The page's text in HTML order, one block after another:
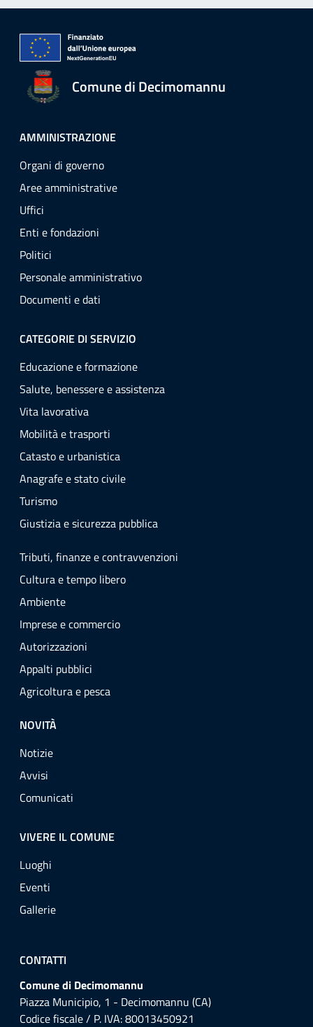
Comune di Decimomannu
AMMINISTRAZIONE
Organi di governo
Aree amministrative
Uffici
Enti e fondazioni
Politici
Personale amministrativo
Documenti e dati
CATEGORIE DI SERVIZIO
Educazione e formazione
Salute, benessere e assistenza
Vita lavorativa
Mobilità e trasporti
Catasto e urbanistica
Anagrafe e stato civile
Turismo
Giustizia e sicurezza pubblica
Tributi, finanze e contravvenzioni
Cultura e tempo libero
Ambiente
Imprese e commercio
Autorizzazioni
Appalti pubblici
Agricoltura e pesca
NOVITÀ
Notizie
Avvisi
Comunicati
VIVERE IL COMUNE
Luoghi
Eventi
Gallerie
CONTATTI
Comune di Decimomannu
Piazza Municipio, 1 - Decimomannu (CA)
Codice fiscale / P. IVA: 80013450921